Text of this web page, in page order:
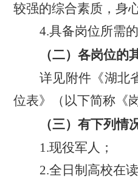
较强的综合素质，身
4.具备岗位所需
（二）各岗位的
详见附件《湖北
位表》（ 以下简称《
（三）有下列情
1.现役军人；
2.全日制高校在